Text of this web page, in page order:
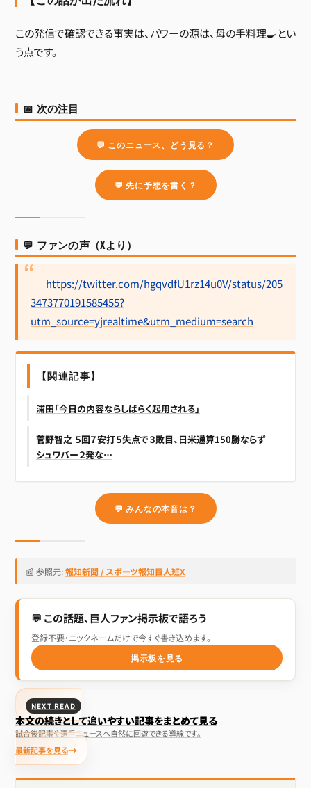
この発信で確認できる事実は、パワーの源は、母の手料理🍳とい
う点です。
📅 次の注目
💬 このニュース、どう見る？
💬 先に予想を書く？
💬 ファンの声（Xより）
https://twitter.com/hgqvdfU1rz14u0V/status/205
3473770191585455?
utm_source=yjrealtime&utm_medium=search
【関連記事】
浦田「今日の内容ならしばらく起用される」
菅野智之 ５回７安打５失点で３敗目、日米通算150勝ならず
シュワバー２発な…
💬 みんなの本音は？
📰 参照元:報知新聞 / スポーツ報知巨人班X
💬 この話題、巨人ファン掲示板で語ろう
登録不要・ニックネームだけで今すぐ書き込めます。
掲示板を見る
NEXT READ
本文の続きとして追いやすい記事をまとめて見る
試合後記事や選手ニュースへ自然に回遊できる導線です。
最新記事を見る